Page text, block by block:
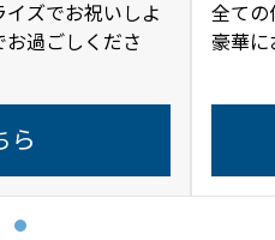
ズでお祝いしよ
過ごしくださ
ら
全ての
豪華